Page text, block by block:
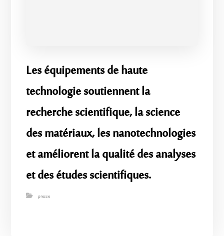
Les équipements de haute
technologie soutiennent la
recherche scientifique, la science
des matériaux, les nanotechnologies
et améliorent la qualité des analyses
et des études scientifiques.
presse